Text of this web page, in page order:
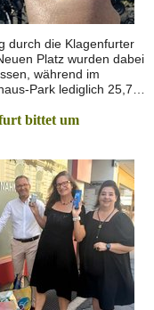
durch die Klagenfurter
Platz wurden dabei
während im
Park lediglich 25,7…
bittet um